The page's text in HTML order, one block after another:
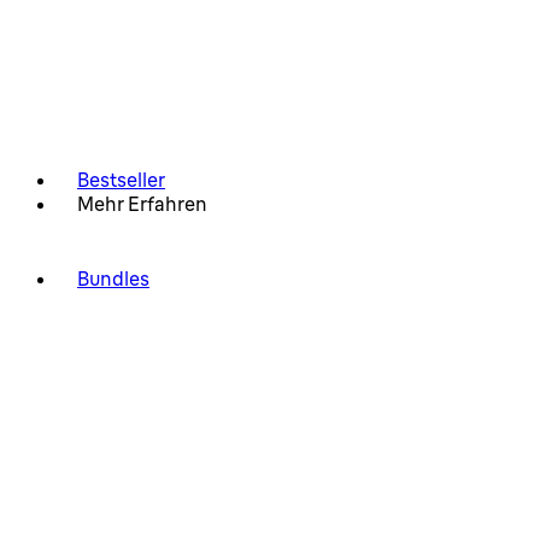
Bestseller
Mehr Erfahren
Bundles